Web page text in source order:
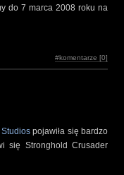
do 7 marca 2008 roku na
#komentarze [0]
Studios pojawiła się bardzo
się Stronghold Crusader